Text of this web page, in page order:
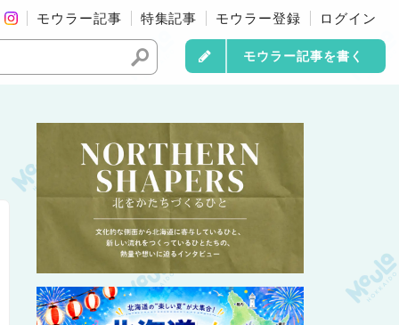
モウラー記事 特集記事 モウラー登録 ログイン
モウラー記事を書く